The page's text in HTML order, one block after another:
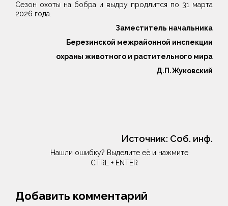
Сезон охоты на бобра и выдру продлится по 31 марта
2026 года.
Заместитель начальника
Березинской межрайонной инспекции
охраны животного и растительного мира
Д.П.Жуковский
Источник: Соб. инф.
Нашли ошибку? Выделите её и нажмите
CTRL + ENTER
Добавить комментарий